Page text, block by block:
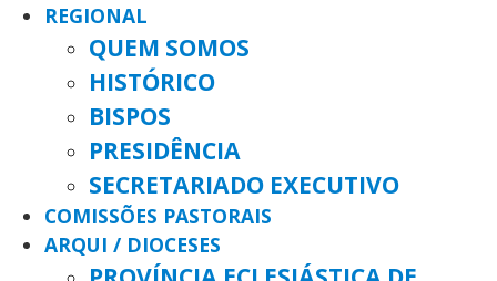
REGIONAL
QUEM SOMOS
HISTÓRICO
BISPOS
PRESIDÊNCIA
SECRETARIADO EXECUTIVO
COMISSÕES PASTORAIS
ARQUI / DIOCESES